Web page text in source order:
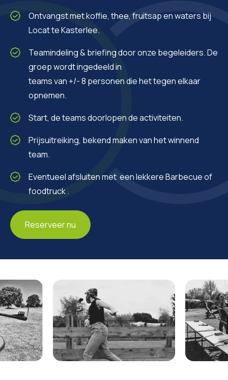
Ontvangst met koffie, thee, fruitsap en waters bij
Locat te Kasterlee.
Teamindeling & briefing door onze begeleiders. De
groep wordt ingedeeld in
teams van +/- 8 personen die het tegen elkaar
opnemen.
Start, de teams doorlopen de activiteiten.
Prijsuitreiking, bekend maken van het winnend
team.
Eventueel afsluiten met een lekkere Barbecue of
foodtruck .
Reserveer nu